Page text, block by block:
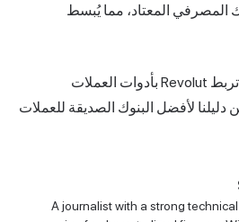
المصرفي المعتاد، مما يُبسط
ينبغي على الشركات التي تربط Revolut بأدوات العملات
لأفضل البنوك الصديقة للعملات
A journalist with a strong